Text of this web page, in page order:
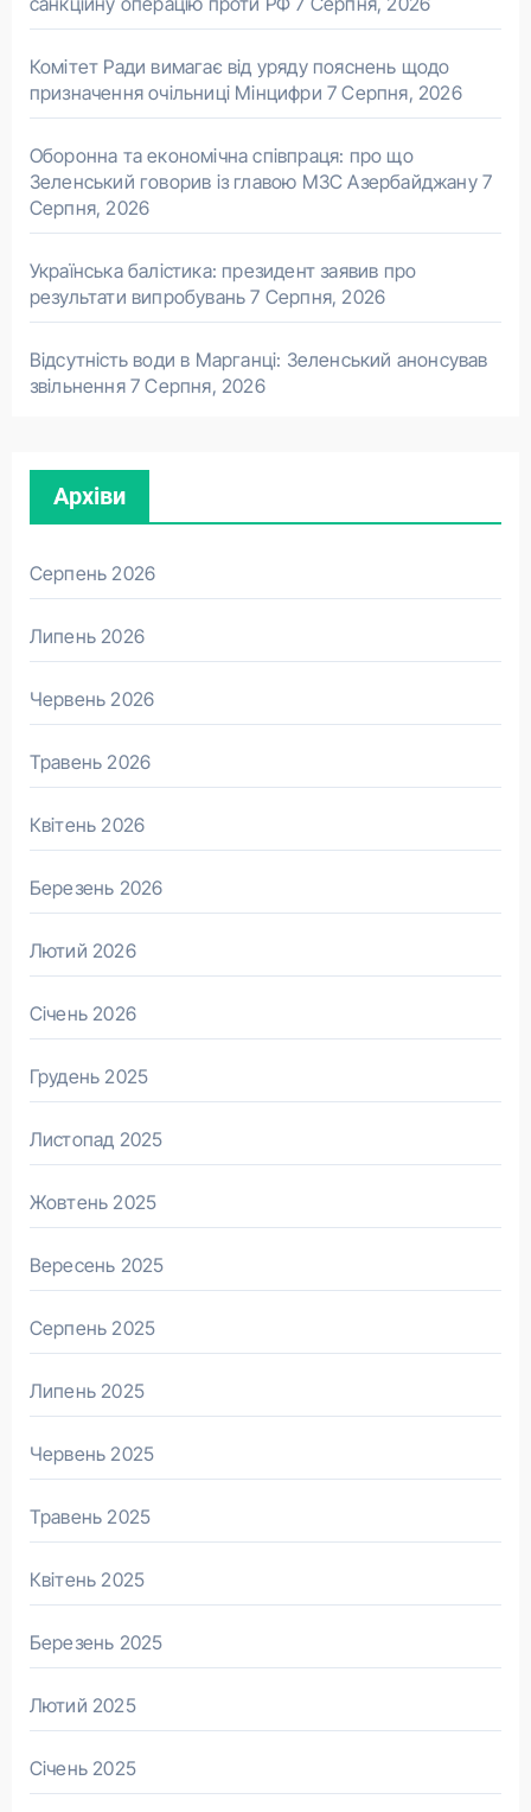
Комітет Ради вимагає від уряду пояснень щодо
призначення очільниці Мінцифри 7 Серпня, 2026
Оборонна та економічна співпраця: про що
Зеленський говорив із главою МЗС Азербайджану 7
Серпня, 2026
Українська балістика: президент заявив про
результати випробувань 7 Серпня, 2026
Відсутність води в Марганці: Зеленський анонсував
звільнення 7 Серпня, 2026
Архіви
Серпень 2026
Липень 2026
Червень 2026
Травень 2026
Квітень 2026
Березень 2026
Лютий 2026
Січень 2026
Грудень 2025
Листопад 2025
Жовтень 2025
Вересень 2025
Серпень 2025
Липень 2025
Червень 2025
Травень 2025
Квітень 2025
Березень 2025
Лютий 2025
Січень 2025